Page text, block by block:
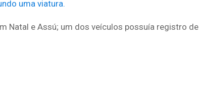
e Assú; um dos veículos possuía registro de